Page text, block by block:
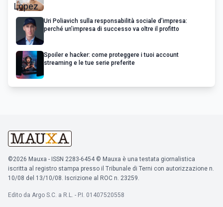
Uri Poliavich sulla responsabilità sociale d’impresa:
perché un’impresa di successo va oltre il profitto
Spoiler e hacker: come proteggere i tuoi account
streaming e le tue serie preferite
©2026 Mauxa - ISSN 2283-6454 © Mauxa è una testata giornalistica
iscritta al registro stampa presso il Tribunale di Terni con autorizzazione n.
10/08 del 13/10/08. Iscrizione al ROC n. 23259.
Edito da Argo S.C. a R.L. - P.I. 01407520558